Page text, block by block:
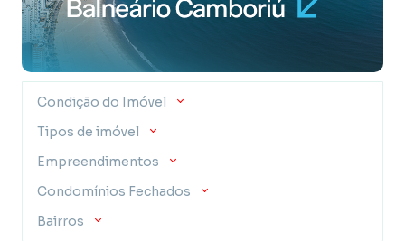
Condição do Imóvel
Tipos de imóvel
Empreendimentos
Condomínios Fechados
Bairros